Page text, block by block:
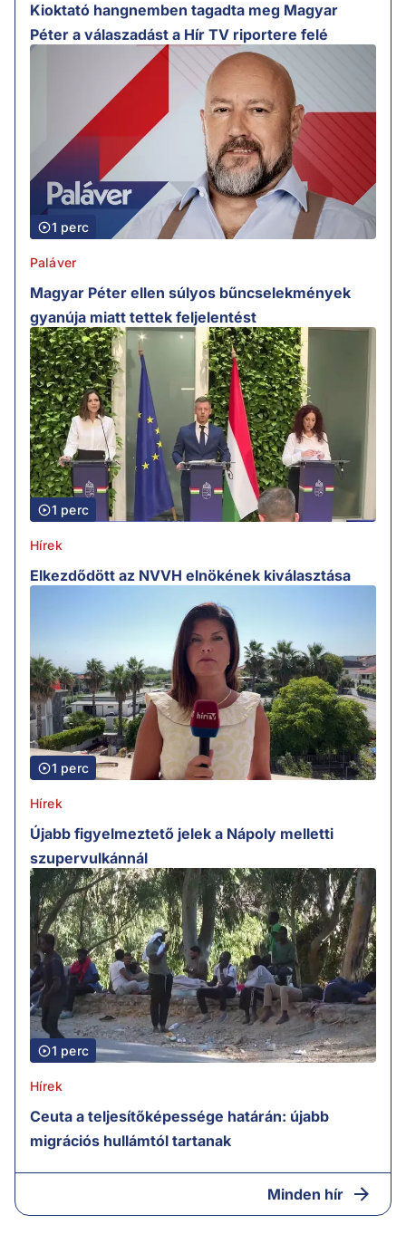
Kioktató hangnemben tagadta meg Magyar
Péter a válaszadást a Hír TV riportere felé
1 perc
Paláver
Magyar Péter ellen súlyos bűncselekmények
gyanúja miatt tettek feljelentést
1 perc
Hírek
Elkezdődött az NVVH elnökének kiválasztása
1 perc
Hírek
Újabb figyelmeztető jelek a Nápoly melletti
szupervulkánnál
1 perc
Hírek
Ceuta a teljesítőképessége határán: újabb
migrációs hullámtól tartanak
Minden hír